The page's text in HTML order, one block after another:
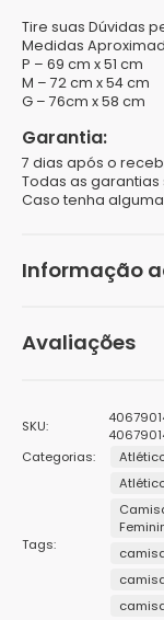
Tire suas Dúvidas
Medidas
P – 69 cm x 51 cm
M – 72 cm x 54 cm
G – 76cm x 58 cm
Garantia:
7 dias após o
Todas as
Caso tenha
Informação
Gênero
Público
Tamanhos
Avaliações
24/25
Sua avaliação*
Sua avaliação
SKU:
Categorias:
Tags: